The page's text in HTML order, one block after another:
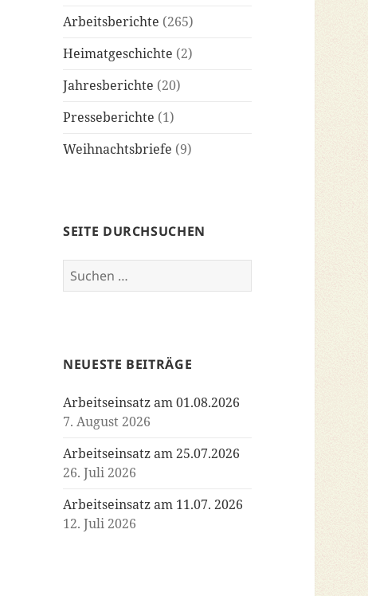
Arbeitsberichte (265)
Heimatgeschichte (2)
Jahresberichte (20)
Presseberichte (1)
Weihnachtsbriefe (9)
SEITE DURCHSUCHEN
Suchen
nach:
NEUESTE BEITRÄGE
Arbeitseinsatz am 01.08.2026
7. August 2026
Arbeitseinsatz am 25.07.2026
26. Juli 2026
Arbeitseinsatz am 11.07. 2026
12. Juli 2026